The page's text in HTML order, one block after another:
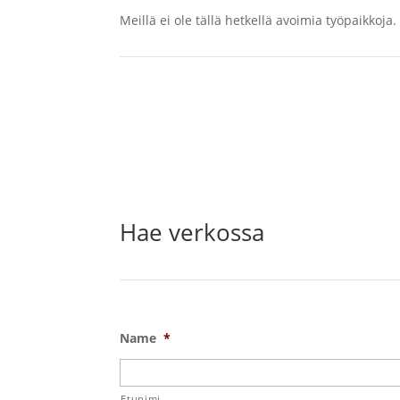
Meillä ei ole tällä hetkellä avoimia työpaikkoja.
Hae verkossa
Name *